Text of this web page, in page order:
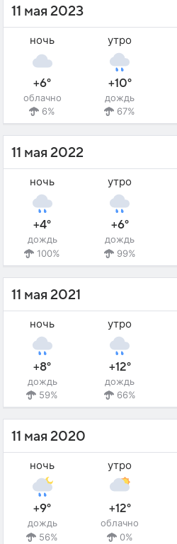
11 мая 2023
ночь
+6°
облачно
6%
утро
+10°
дождь
67%
11 мая 2022
ночь
+4°
дождь
100%
утро
+6°
дождь
99%
11 мая 2021
ночь
+8°
дождь
59%
утро
+12°
дождь
66%
11 мая 2020
ночь
+9°
дождь
56%
утро
+12°
облачно
0%